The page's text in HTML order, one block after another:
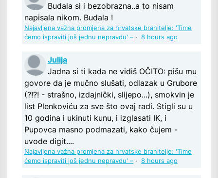
Budala si i bezobrazna..a to nisam
napisala nikom. Budala !
Najavljena važna promjena za hrvatske branitelje: 'Time
ćemo ispraviti još jednu nepravdu' – · 8 hours ago
Julija
Jadna si ti kada ne vidiš OČITO: pišu mu
govore da je mučno slušati, odlazak u Grubore
(?!?! - strašno, izdajnički, slijepo...), smokvin je
list Plenkoviću za sve što ovaj radi. Stigli su u
10 godina i ukinuti kunu, i izglasati IK, i
Pupovca masno podmazati, kako čujem -
uvode digit....
Najavljena važna promjena za hrvatske branitelje: 'Time
ćemo ispraviti još jednu nepravdu' – · 8 hours ago